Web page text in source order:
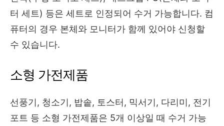
터 세트) 등은 세트로 인정되어 수거 가능합니다. 컴
퓨터의 경우 본체와 모니터가 함께 있어야 신청할
수 있습니다.
소형 가전제품
선풍기, 청소기, 밥솥, 토스터, 믹서기, 다리미, 전기
포트 등 소형 가전제품은 5개 이상일 때 수거 가능